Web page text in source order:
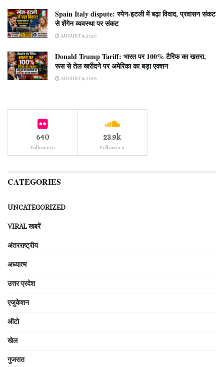
Spain Italy dispute: स्पेन-इटली में बढ़ा विवाद, प्रवासन संकट
से शेंगेन व्यवस्था पर संकट
AUGUST 8, 2026
Donald Trump Tariff: भारत पर 100% टैरिफ का खतरा,
रूस से तेल खरीदने पर अमेरिका का बड़ा एक्शन
AUGUST 8, 2026
640
Followers
23.9k
Followers
CATEGORIES
UNCATEGORIZED
VIRAL खबरें
अंतरराष्ट्रीय
अध्यात्म
उत्तर प्रदेश
एजुकेशन
ऑटो
खेल
गुजरात